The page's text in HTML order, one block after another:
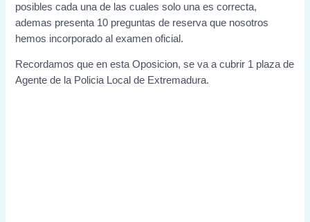
posibles cada una de las cuales solo una es correcta,
ademas presenta 10 preguntas de reserva que nosotros
hemos incorporado al examen oficial.
Recordamos que en esta Oposicion, se va a cubrir 1 plaza de
Agente de la Policia Local de Extremadura.